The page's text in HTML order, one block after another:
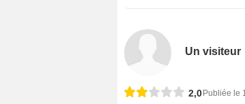
Un visiteur
2,0 Publiée le